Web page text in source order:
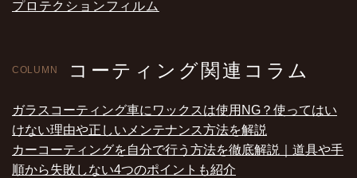
プロテクションフィルム
COLUMN コーティング関連コラム
ガラスコーティング車にワックスは使用NG？使ってはい
けない理由や正しいメンテナンス方法を解説
カーコーティングを自分で行う方法を徹底解説｜道具や手
順から失敗しない4つのポイントも紹介